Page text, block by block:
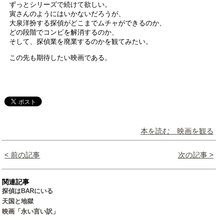
ずっとシリーズで続けて欲しい。
寅さんのようにはいかないだろうが、
大泉洋扮する探偵がどこまでムチャができるのか、
どの段階でコンビを解消するのか、
そして、探偵業を廃業するのかを観てみたい。
この先も期待したい映画である。
本を読む 映画を観る
< 前の記事 次の記事 >
関連記事
探偵はBARにいる
天国と地獄
映画「永い言い訳」